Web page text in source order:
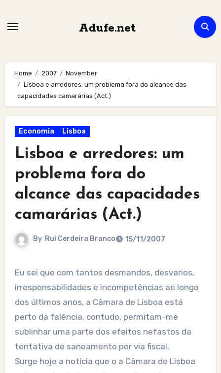
Adufe.net
Home 2007
November
Lisboa e arredores: um problema fora do alcance das
capacidades camarárias (Act.)
Economia Lisboa
Lisboa e arredores: um
problema fora do
alcance das capacidades
camarárias (Act.)
By Rui Cerdeira Branco 15/11/2007
Eu sei que com tantos desmandos, desvarios,
irresponsabilidades e incompetências ao longo
dos últimos anos, a Câmara de Lisboa está
perto da falência, contudo, permitam-me
sublinhar uma parte dos efeitos nefastos da
tentativa de saneamento por via fiscal.
Surge hoje a notícia que o a Câmara de Lisboa